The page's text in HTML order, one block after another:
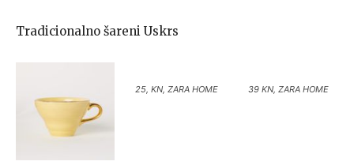
Tradicionalno šareni Uskrs
25, KN, ZARA HOME 39 KN, ZARA HOME